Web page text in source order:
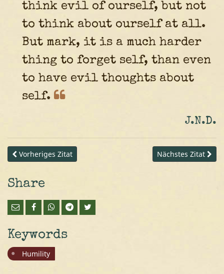
think evil of ourself, but not
to think about ourself at all.
But mark, it is a much harder
thing to forget self, than even
to have evil thoughts about
self.
J.N.D.
Vorheriges Zitat Nächstes Zitat
Share
Keywords
Humility